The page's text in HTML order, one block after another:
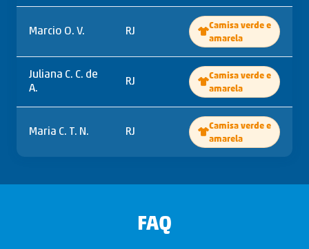
Marcio O. V. RJ
Camisa verde e
amarela
Juliana C. C. de
A.
RJ
Camisa verde e
amarela
Maria C. T. N. RJ
Camisa verde e
amarela
FAQ